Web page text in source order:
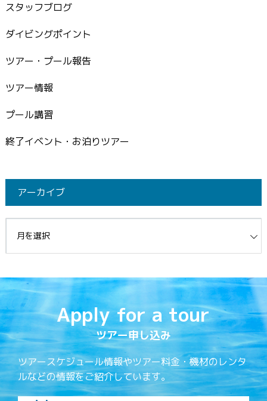
スタッフブログ
ダイビングポイント
ツアー・プール報告
ツアー情報
プール講習
終了イベント・お泊りツアー
アーカイブ
Apply for a tour
ツアー申し込み
ツアースケジュール情報やツアー料金・機材のレンタ
ルなどの情報をご紹介しています。